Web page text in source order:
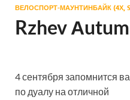
ВЕЛОСПОРТ-МАУНТИНБАЙК (4Х,
Rzhev
4 сентября запомнится
по дуалу на отличной